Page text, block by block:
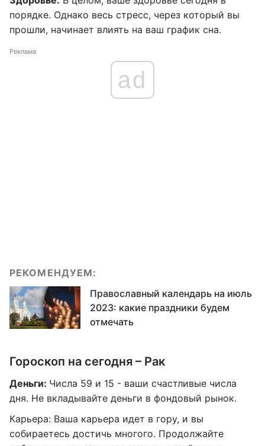
порядке. Однако весь стресс, через который вы
прошли, начинает влиять на ваш график сна.
Реклама
ad
РЕКОМЕНДУЕМ:
Православный календарь на июль
2023: какие праздники будем
отмечать
Гороскоп на сегодня – Рак
Деньги: Числа 59 и 15 - ваши счастливые числа
дня. Не вкладывайте деньги в фондовый рынок.
Карьера: Ваша карьера идет в гору, и вы
собираетесь достичь многого. Продолжайте